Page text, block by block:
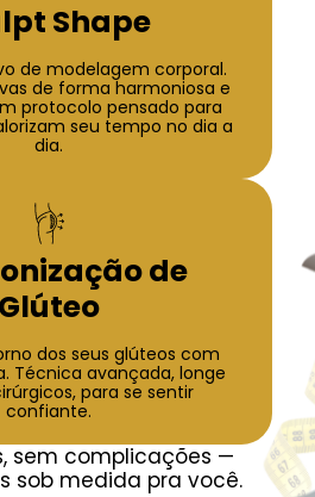
Shape
de modelagem corporal.
de forma harmoniosa e
protocolo pensado para
seu tempo no dia a
dia.
de
Glúteo
dos seus glúteos com
Técnica avançada, longe
para se sentir
confiante.
sem complicações —
sob medida pra você.